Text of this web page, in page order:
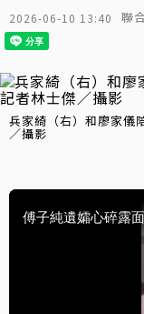
2026-06-10 13:40 聯
兵家綺（右）和廖家儀
／攝影